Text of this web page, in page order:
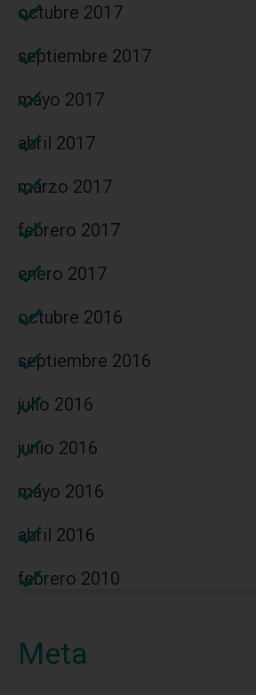
octubre 2017
septiembre 2017
mayo 2017
abril 2017
marzo 2017
febrero 2017
enero 2017
octubre 2016
septiembre 2016
julio 2016
junio 2016
mayo 2016
abril 2016
febrero 2010
Meta